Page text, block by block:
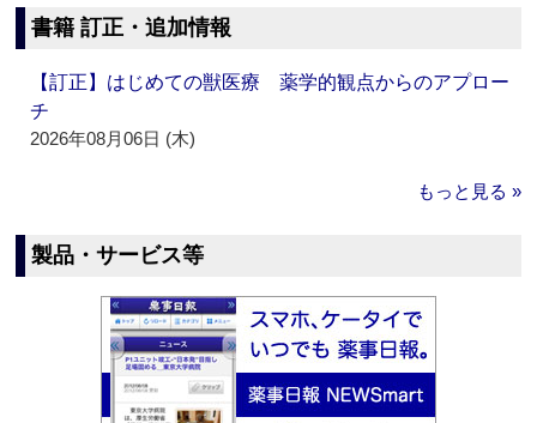
書籍 訂正・追加情報
【訂正】はじめての獣医療 薬学的観点からのアプロー
チ
2026年08月06日 (木)
もっと見る »
製品・サービス等